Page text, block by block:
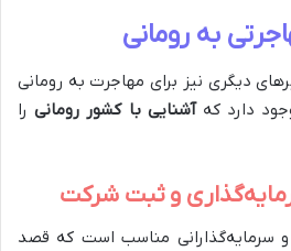
به رومانی
دیگری نیز برای مهاجرت به رومانی
دارد کهآشنایی با کشور رومانیرا
و ثبت شرکت
و سرمایه‌گذارانی مناسب است که قصد